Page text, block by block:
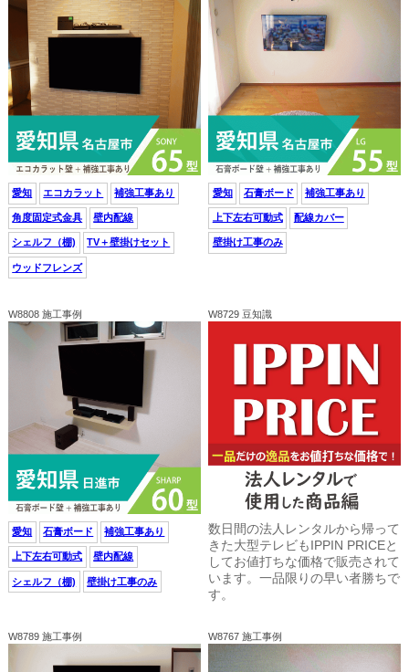
愛知 エコカラット 補強工事あり
角度固定式金具 壁内配線
シェルフ（棚) TV＋壁掛けセット
ウッドフレンズ
愛知 石膏ボード 補強工事あり
上下左右可動式 配線カバー
壁掛け工事のみ
W8808 施工事例
愛知 石膏ボード 補強工事あり
上下左右可動式 壁内配線
シェルフ（棚) 壁掛け工事のみ
W8729 豆知識
数日間の法人レンタルから帰って
きた大型テレビもIPPIN PRICEと
してお値打ちな価格で販売されて
います。一品限りの早い者勝ちで
す。
W8789 施工事例 W8767 施工事例